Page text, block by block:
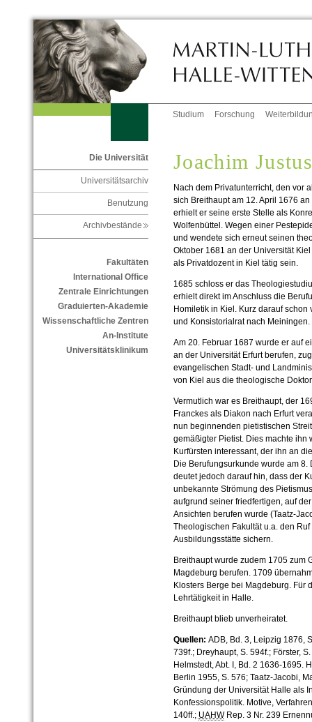
Studium Forschung
Die Universität
Universitätsarchiv
Benutzung
Archivbestände
Fakultäten
International Office
Zentrale Einrichtungen
Graduierten-Akademie
Wissenschaftliche Zentren
An-Institute
Universitätsklinikum
Joachim
Nach dem Privatunterricht, den vor
sich Breithaupt am 12. April 1676
erhielt er seine erste Stelle als
Wolfenbüttel. Wegen einer
und wendete sich erneut seinen
Oktober 1681 an der Universität
als Privatdozent in Kiel tätig sein.
1685 schloss er das
erhielt direkt im Anschluss die
Homiletik in Kiel. Kurz darauf
und Konsistorialrat nach Meiningen.
Am 20. Februar 1687 wurde er auf
an der Universität Erfurt berufen,
evangelischen Stadt- und
von Kiel aus die theologische
Vermutlich war es Breithaupt, der
Franckes als Diakon nach Erfurt
nun beginnenden pietistischen
gemäßigter Pietist. Dies machte
Kurfürsten interessant, der ihn an
Die Berufungsurkunde wurde am
deutet jedoch darauf hin, dass der
unbekannte Strömung des
aufgrund seiner friedfertigen, auf
Ansichten berufen wurde (Taatz-
Theologischen Fakultät u.a. den
Ausbildungsstätte sichern.
Breithaupt wurde zudem 1705 zum
Magdeburg berufen. 1709
Klosters Berge bei Magdeburg. Für
Lehrtätigkeit in Halle.
Breithaupt blieb unverheiratet.
Quellen: ADB, Bd. 3, Leipzig 1876,
739f.; Dreyhaupt, S. 594f.; Förster,
Helmstedt, Abt. I, Bd. 2 1636-1695.
Berlin 1955, S. 576; Taatz-Jacobi,
Gründung der Universität Halle als
Konfessionspolitik. Motive,
140ff.; UAHWRep. 3 Nr. 239